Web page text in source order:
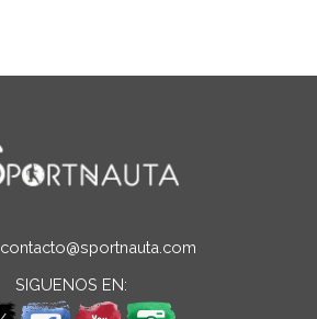
contacto@sportnauta.com
SIGUENOS EN: